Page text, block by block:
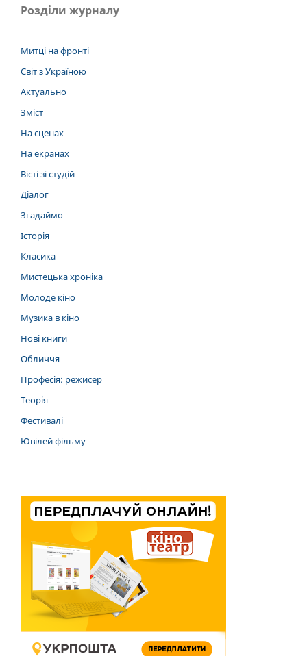
Розділи журналу
Митці на фронті
Світ з Україною
Актуально
Зміст
На сценах
На екранах
Вісті зі студій
Діалог
Згадаймо
Історія
Класика
Мистецька хроніка
Молоде кіно
Музика в кіно
Нові книги
Обличчя
Професія: режисер
Теорія
Фестивалі
Ювілей фільму